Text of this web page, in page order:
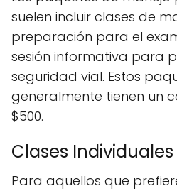
suelen incluir clases de
preparación para el
sesión informativa para
seguridad vial. Estos
generalmente tienen un
$500.
Clases Individuales
Para aquellos que